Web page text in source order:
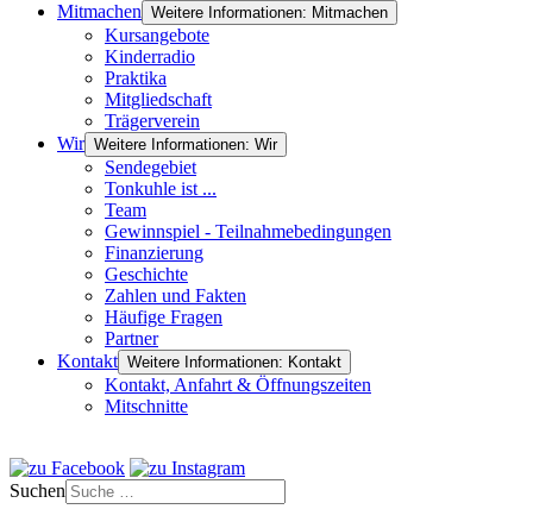
Mitmachen Weitere Informationen: Mitmachen
Kursangebote
Kinderradio
Praktika
Mitgliedschaft
Trägerverein
Wir Weitere Informationen: Wir
Sendegebiet
Tonkuhle ist ...
Team
Gewinnspiel - Teilnahmebedingungen
Finanzierung
Geschichte
Zahlen und Fakten
Häufige Fragen
Partner
Kontakt Weitere Informationen: Kontakt
Kontakt, Anfahrt & Öffnungszeiten
Mitschnitte
Suchen